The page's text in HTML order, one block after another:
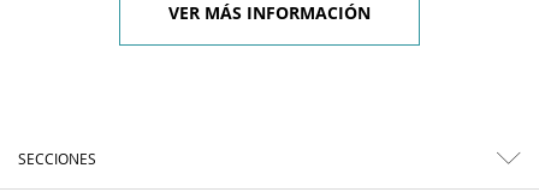
VER MÁS INFORMACIÓN
SECCIONES